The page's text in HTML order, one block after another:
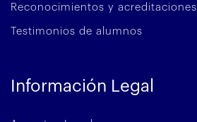
Reconocimientos y acreditaciones
Testimonios de alumnos
Información Legal